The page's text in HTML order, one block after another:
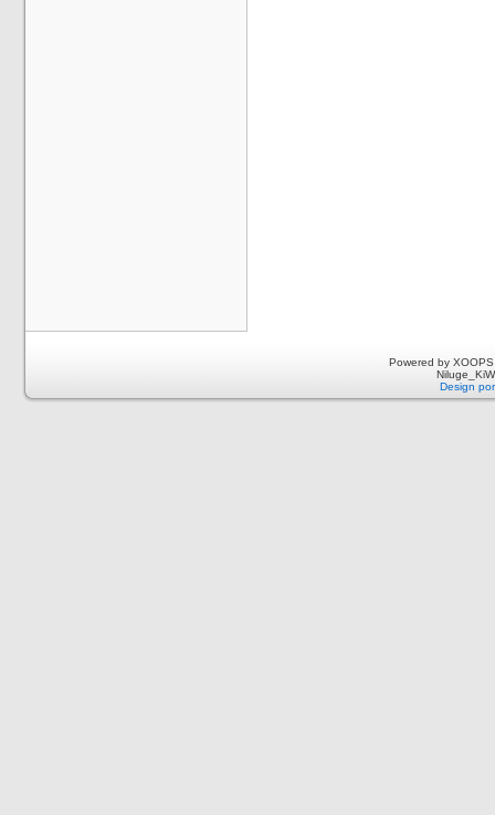
Powered by
Design